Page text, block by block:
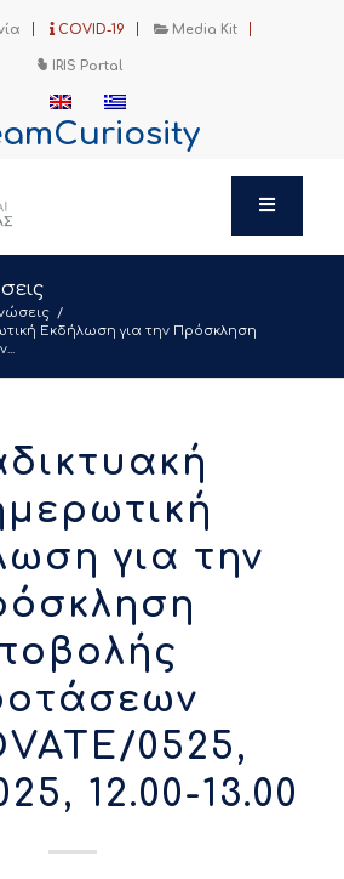
COVID-19 Media Kit
IRIS Portal
/
Εκδήλωση για την Πρόσκληση
για την
0525,
12.00-13.00